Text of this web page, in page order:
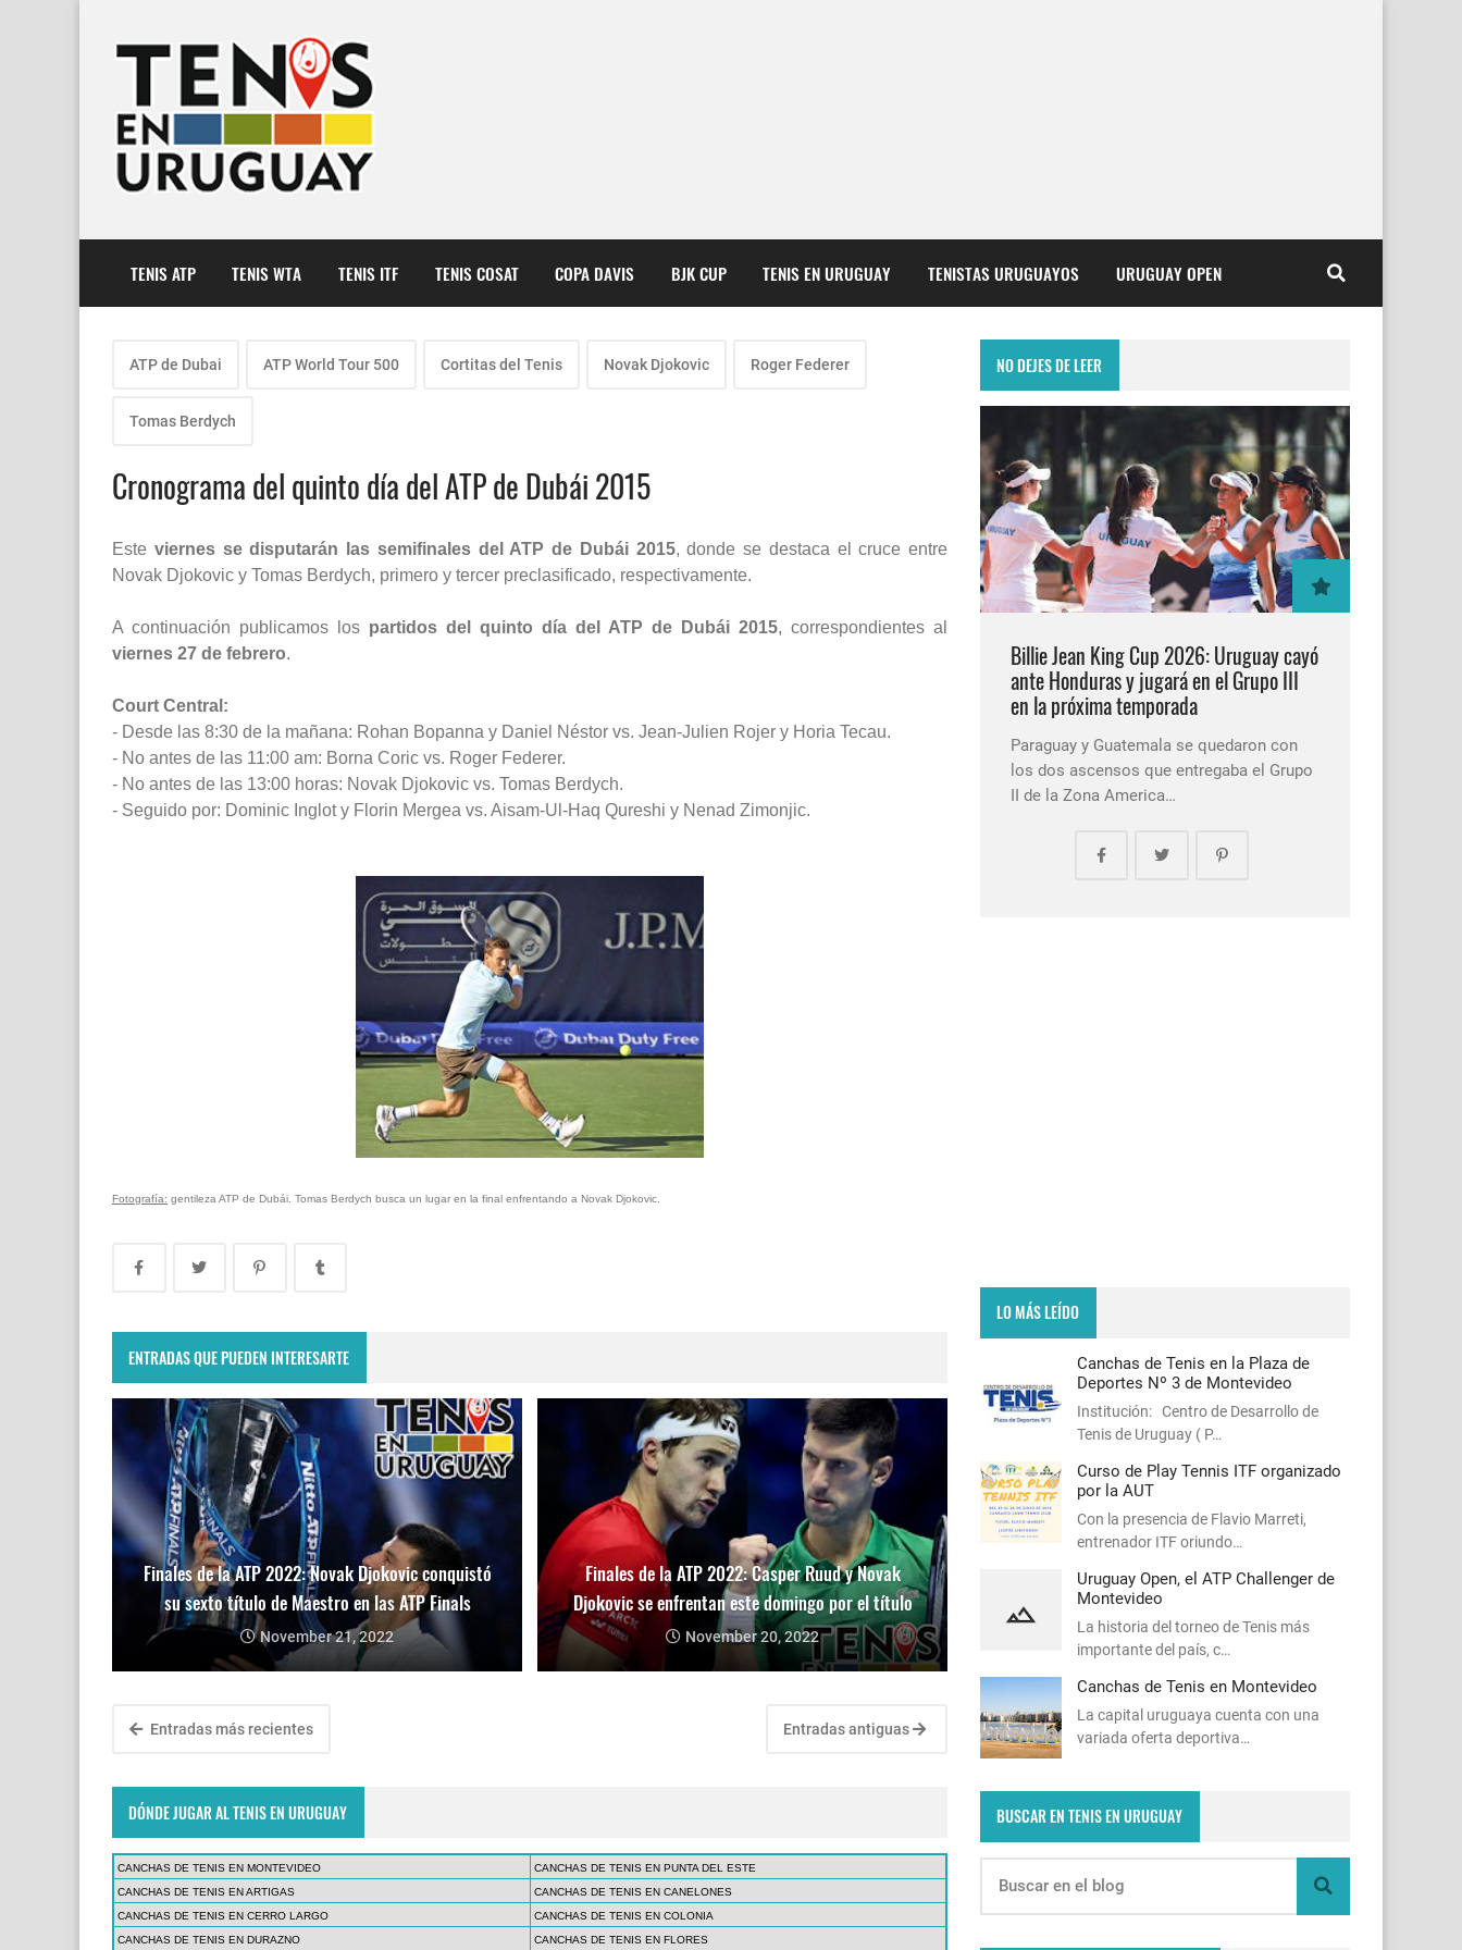
TENIS ATP TENIS WTA TENIS ITF TENIS COSAT COPA DAVIS BJK CUP TENIS EN URUGUAY TENISTAS URUGUAYOS URUGUAY OPEN
ATP de Dubai ATP World Tour 500 Cortitas del Tenis Novak Djokovic Roger Federer
Tomas Berdych
Cronograma del quinto día del ATP de Dubái 2015
Este viernes se disputarán las semifinales del ATP de Dubái 2015, donde se destaca el cruce entre
Novak Djokovic y Tomas Berdych, primero y tercer preclasificado, respectivamente.
A continuación publicamos los partidos del quinto día del ATP de Dubái 2015, correspondientes al
viernes 27 de febrero.
Court Central:
- Desde las 8:30 de la mañana: Rohan Bopanna y Daniel Néstor vs. Jean-Julien Rojer y Horia Tecau.
- No antes de las 11:00 am: Borna Coric vs. Roger Federer.
- No antes de las 13:00 horas: Novak Djokovic vs. Tomas Berdych.
- Seguido por: Dominic Inglot y Florin Mergea vs. Aisam-Ul-Haq Qureshi y Nenad Zimonjic.
Fotografía: gentileza ATP de Dubái. Tomas Berdych busca un lugar en la final enfrentando a Novak Djokovic.
ENTRADAS QUE PUEDEN INTERESARTE
Finales de la ATP 2022: Novak Djokovic conquistó
su sexto título de Maestro en las ATP Finals
November 21, 2022
Finales de la ATP 2022: Casper Ruud y Novak
Djokovic se enfrentan este domingo por el título
November 20, 2022
Entradas más recientes Entradas antiguas
DÓNDE JUGAR AL TENIS EN URUGUAY
CANCHAS DE TENIS EN MONTEVIDEO
CANCHAS DE TENIS EN PUNTA DEL ESTE
CANCHAS DE TENIS EN ARTIGAS
CANCHAS DE TENIS EN CANELONES
CANCHAS DE TENIS EN CERRO LARGO
CANCHAS DE TENIS EN COLONIA
CANCHAS DE TENIS EN DURAZNO
CANCHAS DE TENIS EN FLORES
NO DEJES DE LEER
Billie Jean King Cup 2026: Uruguay cayó
ante Honduras y jugará en el Grupo III
en la próxima temporada
Paraguay y Guatemala se quedaron con
los dos ascensos que entregaba el Grupo
II de la Zona America…
LO MÁS LEÍDO
Canchas de Tenis en la Plaza de
Deportes Nº 3 de Montevideo
Institución: Centro de Desarrollo de
Tenis de Uruguay ( P…
Curso de Play Tennis ITF organizado
por la AUT
Con la presencia de Flavio Marreti,
entrenador ITF oriundo…
Uruguay Open, el ATP Challenger de
Montevideo
La historia del torneo de Tenis más
importante del país, c…
Canchas de Tenis en Montevideo
La capital uruguaya cuenta con una
variada oferta deportiva…
BUSCAR EN TENIS EN URUGUAY